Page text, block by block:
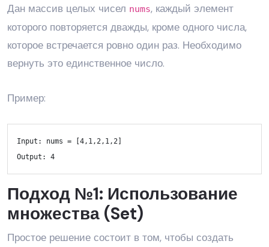
Дан массив целых чисел nums, каждый элемент
которого повторяется дважды, кроме одного числа,
которое встречается ровно один раз. Необходимо
вернуть это единственное число.
Пример:
Input: nums = [ 4, 1,2, 1,2
Output:
4
Подход №1: Использование
множества (Set)
Простое решение состоит в том, чтобы создать